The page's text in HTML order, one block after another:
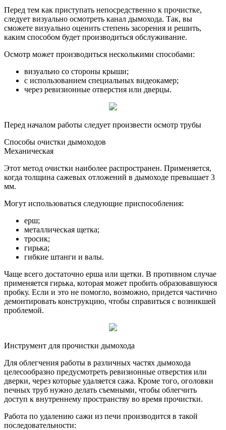
Перед тем как приступать непосредственно к прочистке,
следует визуально осмотреть канал дымохода. Так, вы
сможете визуально оценить степень засорения и решить,
каким способом будет производиться обслуживание.
Осмотр может производиться несколькими способами:
визуально со стороны крыши;
с использованием специальных видеокамер;
через ревизионные отверстия или дверцы.
Перед началом работы следует произвести осмотр трубы
Способы очистки дымоходов
Механическая
Этот метод очистки наиболее распространен. Применяется,
когда толщина сажевых отложений в дымоходе превышает 3
мм.
Могут использоваться следующие приспособления:
ерш;
металлическая щетка;
тросик;
гирька;
гибкие штанги и валы.
Чаще всего достаточно ерша или щетки. В противном случае
применяется гирька, которая может пробить образовавшуюся
пробку. Если и это не помогло, возможно, придется частично
демонтировать конструкцию, чтобы справиться с возникшей
проблемой.
Инструмент для прочистки дымохода
Для облегчения работы в различных частях дымохода
целесообразно предусмотреть ревизионные отверстия или
дверки, через которые удаляется сажа. Кроме того, оголовки
печных труб нужно делать съемными, чтобы облегчить
доступ к внутреннему пространству во время прочистки.
Работа по удалению сажи из печи производится в такой
последовательности: